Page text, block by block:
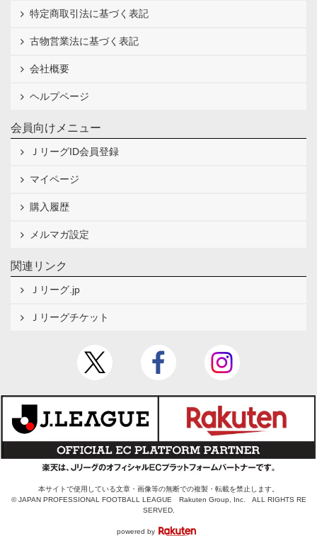
特定商取引法に基づく表記
古物営業法に基づく表記
会社概要
ヘルプページ
会員向けメニュー
ＪリーグID会員登録
マイページ
購入履歴
メルマガ設定
関連リンク
Ｊリーグ.jp
Ｊリーグチケット
本サイトで使用している文章・画像等の無断での複製・転載を禁止します。
© JAPAN PROFESSIONAL FOOTBALL LEAGUE Rakuten Group, Inc. ALL RIGHTS RE
SERVED.
powered by